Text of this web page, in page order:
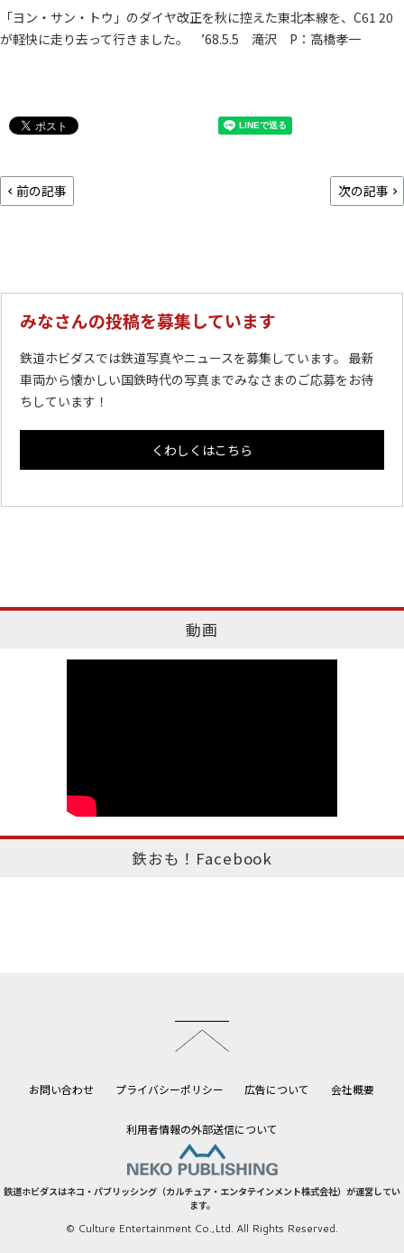
「ヨン・サン・トウ」のダイヤ改正を秋に控えた東北本線を、C61 20
が軽快に走り去って行きました。 ’68.5.5 滝沢 P：高橋孝一
前の記事 次の記事
みなさんの投稿を募集しています
鉄道ホビダスでは鉄道写真やニュースを募集しています。 最新
車両から懐かしい国鉄時代の写真までみなさまのご応募をお待
ちしています！
くわしくはこちら
動画
鉄おも！Facebook
お問い合わせ プライバシーポリシー 広告について 会社概要
利用者情報の外部送信について
鉄道ホビダスはネコ・パブリッシング（カルチュア・エンタテインメント株式会社）が運営してい
ます。
© Culture Entertainment Co.,Ltd. All Rights Reserved.